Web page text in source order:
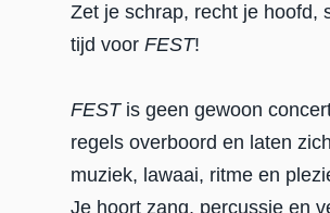
Zet je schrap, recht je hoofd,
tijd voorFEST!
FESTis geen gewoon
regels overboord en laten
muziek, lawaai, ritme en
Je hoort zang, percussie en